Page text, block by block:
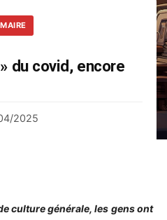
du covid, encore
2025
culture générale, les gens ont